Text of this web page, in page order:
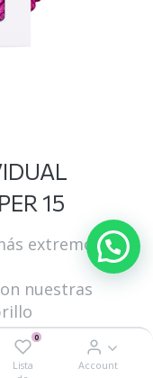
0
Lista
Account
15
extremo de
nuestras
hiper suave y